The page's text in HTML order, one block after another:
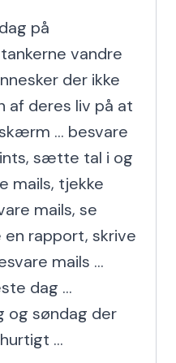
på
vandre
der ikke
af deres liv på at
... besvare
sætte tal i og
mails, tjekke
mails, se
en rapport, skrive
mails ...
dag ...
og søndag der
...